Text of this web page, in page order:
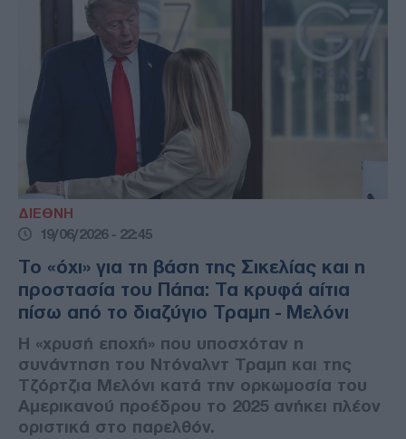
ΔΙΕΘΝΗ
19/06/2026 - 22:45
Το «όχι» για τη βάση της Σικελίας και η
προστασία του Πάπα: Τα κρυφά αίτια
πίσω από το διαζύγιο Τραμπ - Μελόνι
Η «χρυσή εποχή» που υποσχόταν η
συνάντηση του Ντόναλντ Τραμπ και της
Τζόρτζια Μελόνι κατά την ορκωμοσία του
Αμερικανού προέδρου το 2025 ανήκει πλέον
οριστικά στο παρελθόν.